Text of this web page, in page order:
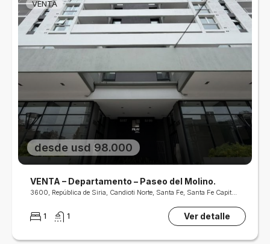
VENTA
desde usd 98.000
VENTA – Departamento – Paseo del Molino.
3600, República de Siria, Candioti Norte, Santa Fe, Santa Fe Capital, Departamento La Capital, Santa Fe, S3000, Argentina
1 1 Ver detalle